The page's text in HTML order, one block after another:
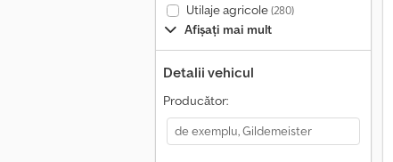
Utilaje agricole(280)
Afișați mai mult
Detalii vehicul
Producător: